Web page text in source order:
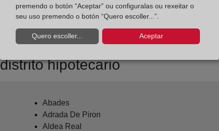
dpo@corpme.es
Otros municipios incluidos en el
distrito hipotecario
Abades
Adrada De Piron
Aldea Real
premendo o botón “Aceptar” ou configuralas ou rexeitar o
seu uso premendo o botón “Quero escoller...”.
Quero escoller... Aceptar